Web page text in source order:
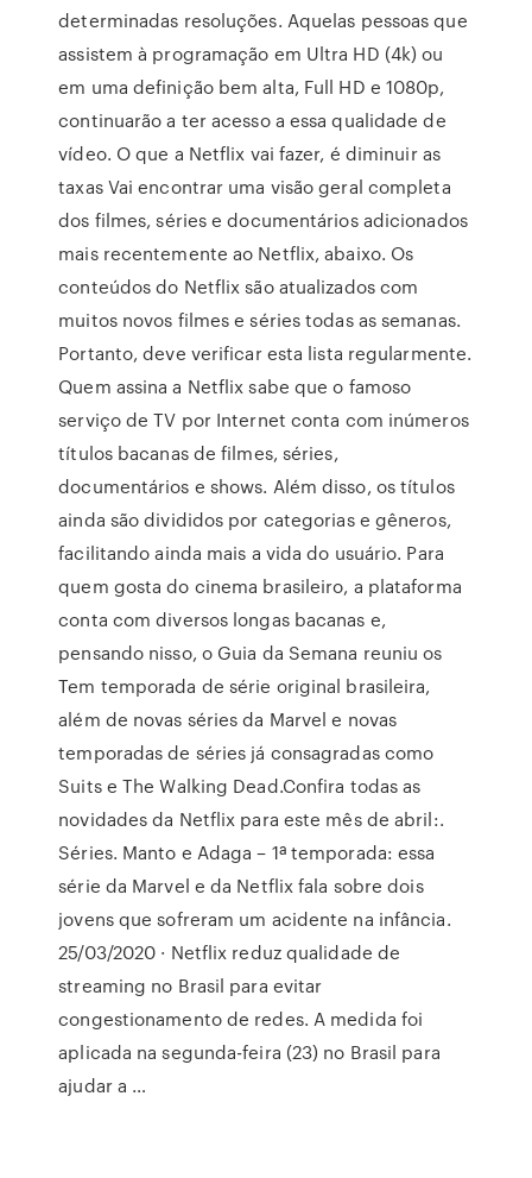
determinadas resoluções. Aquelas pessoas que
assistem à programação em Ultra HD (4k) ou
em uma definição bem alta, Full HD e 1080p,
continuarão a ter acesso a essa qualidade de
vídeo. O que a Netflix vai fazer, é diminuir as
taxas Vai encontrar uma visão geral completa
dos filmes, séries e documentários adicionados
mais recentemente ao Netflix, abaixo. Os
conteúdos do Netflix são atualizados com
muitos novos filmes e séries todas as semanas.
Portanto, deve verificar esta lista regularmente.
Quem assina a Netflix sabe que o famoso
serviço de TV por Internet conta com inúmeros
títulos bacanas de filmes, séries,
documentários e shows. Além disso, os títulos
ainda são divididos por categorias e gêneros,
facilitando ainda mais a vida do usuário. Para
quem gosta do cinema brasileiro, a plataforma
conta com diversos longas bacanas e,
pensando nisso, o Guia da Semana reuniu os
Tem temporada de série original brasileira,
além de novas séries da Marvel e novas
temporadas de séries já consagradas como
Suits e The Walking Dead.Confira todas as
novidades da Netflix para este mês de abril:.
Séries. Manto e Adaga – 1ª temporada: essa
série da Marvel e da Netflix fala sobre dois
jovens que sofreram um acidente na infância.
25/03/2020 · Netflix reduz qualidade de
streaming no Brasil para evitar
congestionamento de redes. A medida foi
aplicada na segunda-feira (23) no Brasil para
ajudar a …